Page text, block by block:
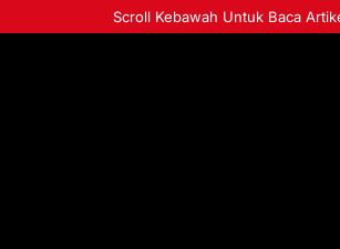
ke
Scroll Kebawah Untuk Baca